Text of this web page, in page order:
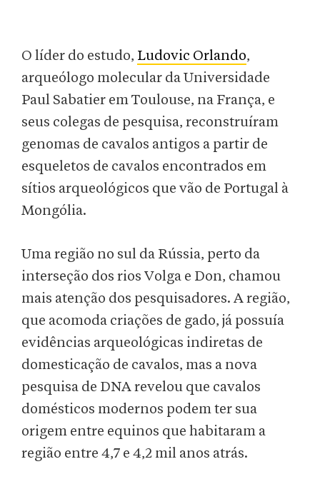
O líder do estudo, Ludovic Orlando,
arqueólogo molecular da Universidade
Paul Sabatier em Toulouse, na França, e
seus colegas de pesquisa, reconstruíram
genomas de cavalos antigos a partir de
esqueletos de cavalos encontrados em
sítios arqueológicos que vão de Portugal à
Mongólia.
Uma região no sul da Rússia, perto da
interseção dos rios Volga e Don, chamou
mais atenção dos pesquisadores. A região,
que acomoda criações de gado, já possuía
evidências arqueológicas indiretas de
domesticação de cavalos, mas a nova
pesquisa de DNA revelou que cavalos
domésticos modernos podem ter sua
origem entre equinos que habitaram a
região entre 4,7 e 4,2 mil anos atrás.